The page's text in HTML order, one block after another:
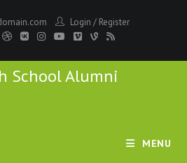
Login / Register
School Alumni
MENU